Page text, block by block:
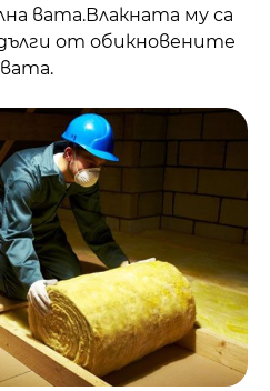
вата.Влакната му са
от обикновените